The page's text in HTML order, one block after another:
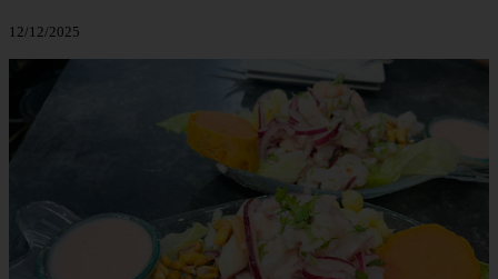
12/12/2025